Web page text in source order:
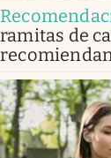
ramitas de